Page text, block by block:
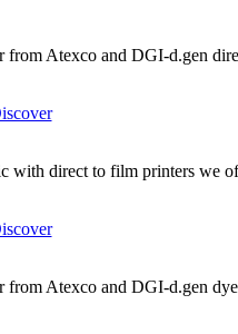
from Atexco and DGI-d.gen
with direct to film printers we
from Atexco and DGI-d.gen dye